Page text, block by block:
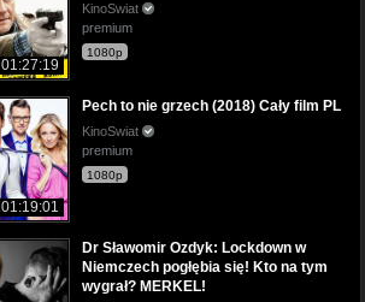
01:27:19
KinoSwiat
premium
1080p
01:19:01
Pech to nie grzech (2018) Cały film PL
KinoSwiat
premium
1080p
Dr Sławomir Ozdyk: Lockdown w
Niemczech pogłębia się! Kto na tym
wygrał? MERKEL!